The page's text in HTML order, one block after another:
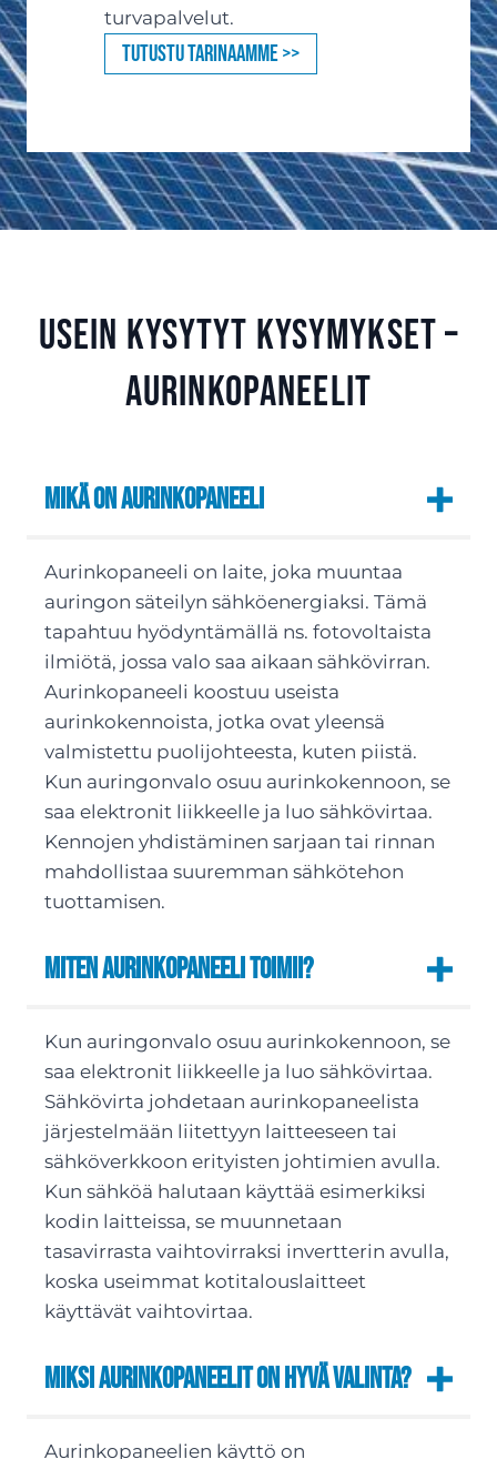
turvapalvelut.
Tutustu tarinaamme >>
Usein kysytyt kysymykset –
aurinkopaneelit
Mikä on aurinkopaneeli
Aurinkopaneeli on laite, joka muuntaa
auringon säteilyn sähköenergiaksi. Tämä
tapahtuu hyödyntämällä ns. fotovoltaista
ilmiötä, jossa valo saa aikaan sähkövirran.
Aurinkopaneeli koostuu useista
aurinkokennoista, jotka ovat yleensä
valmistettu puolijohteesta, kuten piistä.
Kun auringonvalo osuu aurinkokennoon, se
saa elektronit liikkeelle ja luo sähkövirtaa.
Kennojen yhdistäminen sarjaan tai rinnan
mahdollistaa suuremman sähkötehon
tuottamisen.
Miten aurinkopaneeli toimii?
Kun auringonvalo osuu aurinkokennoon, se
saa elektronit liikkeelle ja luo sähkövirtaa.
Sähkövirta johdetaan aurinkopaneelista
järjestelmään liitettyyn laitteeseen tai
sähköverkkoon erityisten johtimien avulla.
Kun sähköä halutaan käyttää esimerkiksi
kodin laitteissa, se muunnetaan
tasavirrasta vaihtovirraksi invertterin avulla,
koska useimmat kotitalouslaitteet
käyttävät vaihtovirtaa.
Miksi aurinkopaneelit on hyvä valinta?
Aurinkopaneelien käyttö on